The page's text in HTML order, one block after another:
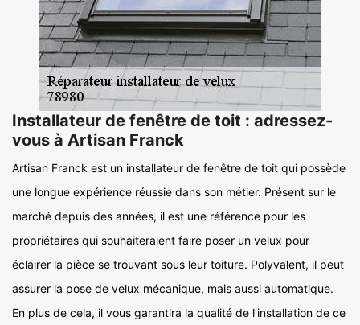
Installateur de fenêtre de toit : adressez-
vous à Artisan Franck
Artisan Franck est un installateur de fenêtre de toit qui possède
une longue expérience réussie dans son métier. Présent sur le
marché depuis des années, il est une référence pour les
propriétaires qui souhaiteraient faire poser un velux pour
éclairer la pièce se trouvant sous leur toiture. Polyvalent, il peut
assurer la pose de velux mécanique, mais aussi automatique.
En plus de cela, il vous garantira la qualité de l’installation de ce